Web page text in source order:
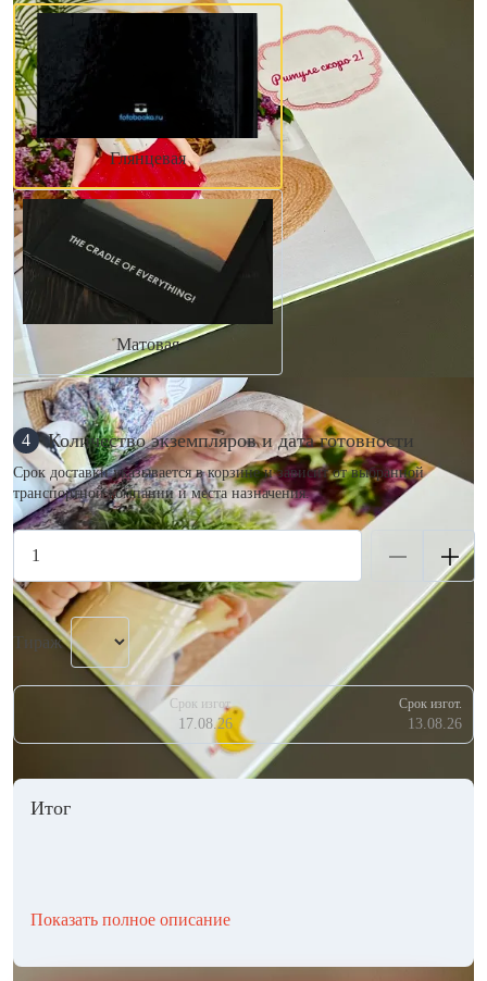
Глянцевая
Матовая
4 Количество экземпляров и дата готовности
Срок доставки указывается в корзине и зависит от выбранной
транспортной компании и места назначения.
Тираж
Срок изгот.
17.08.26
Срок изгот.
13.08.26
Итог
Показать полное описание